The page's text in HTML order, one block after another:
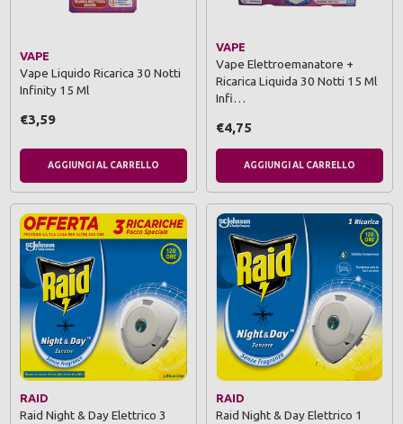
VAPE
Vape Liquido Ricarica 30 Notti
Infinity 15 Ml
€3,59
AGGIUNGI AL CARRELLO
VAPE
Vape Elettroemanatore +
Ricarica Liquida 30 Notti 15 Ml
Infi…
€4,75
AGGIUNGI AL CARRELLO
RAID
Raid Night & Day Elettrico 3
RAID
Raid Night & Day Elettrico 1